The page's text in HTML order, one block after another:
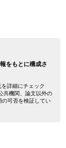
をもとに構成さ
詳細にチェック
共機関、論文以外の
の可否を検証してい